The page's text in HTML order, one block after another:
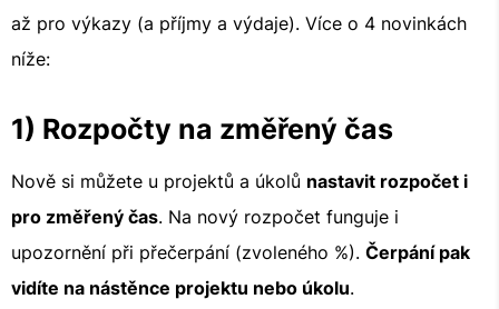
až pro výkazy (a příjmy a výdaje). Více o 4 novinkách
níže:
1) Rozpočty na změřený čas
Nově si můžete u projektů a úkolů nastavit rozpočet i
pro změřený čas. Na nový rozpočet funguje i
upozornění při přečerpání (zvoleného %). Čerpání pak
vidíte na nástěnce projektu nebo úkolu.